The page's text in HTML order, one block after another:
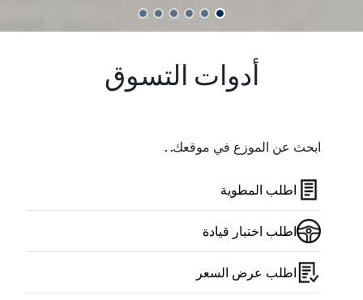
أدوات التسوق
ابحث عن الموزع في موقعك. .
اطلب المطوية
اطلب اختبار قيادة
اطلب عرض السعر